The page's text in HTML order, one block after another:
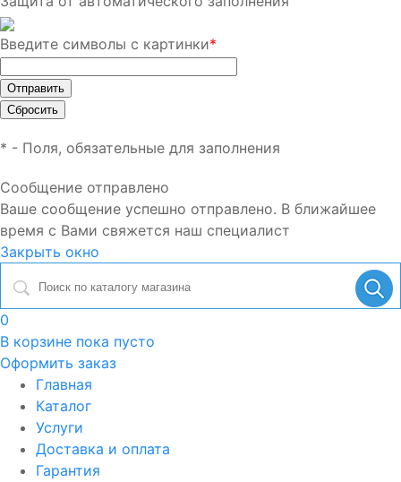
Введите символы с картинки*
* - Поля, обязательные для заполнения
Сообщение отправлено
Ваше сообщение успешно отправлено. В ближайшее
время с Вами свяжется наш специалист
Закрыть окно
0
В корзине пока пусто
Оформить заказ
Главная
Каталог
Услуги
Доставка и оплата
Гарантия